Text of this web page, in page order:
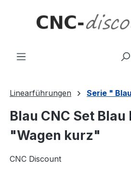
Linearführungen Serie "
Blau CNC Set Blau
"Wagen kurz"
CNC Discount